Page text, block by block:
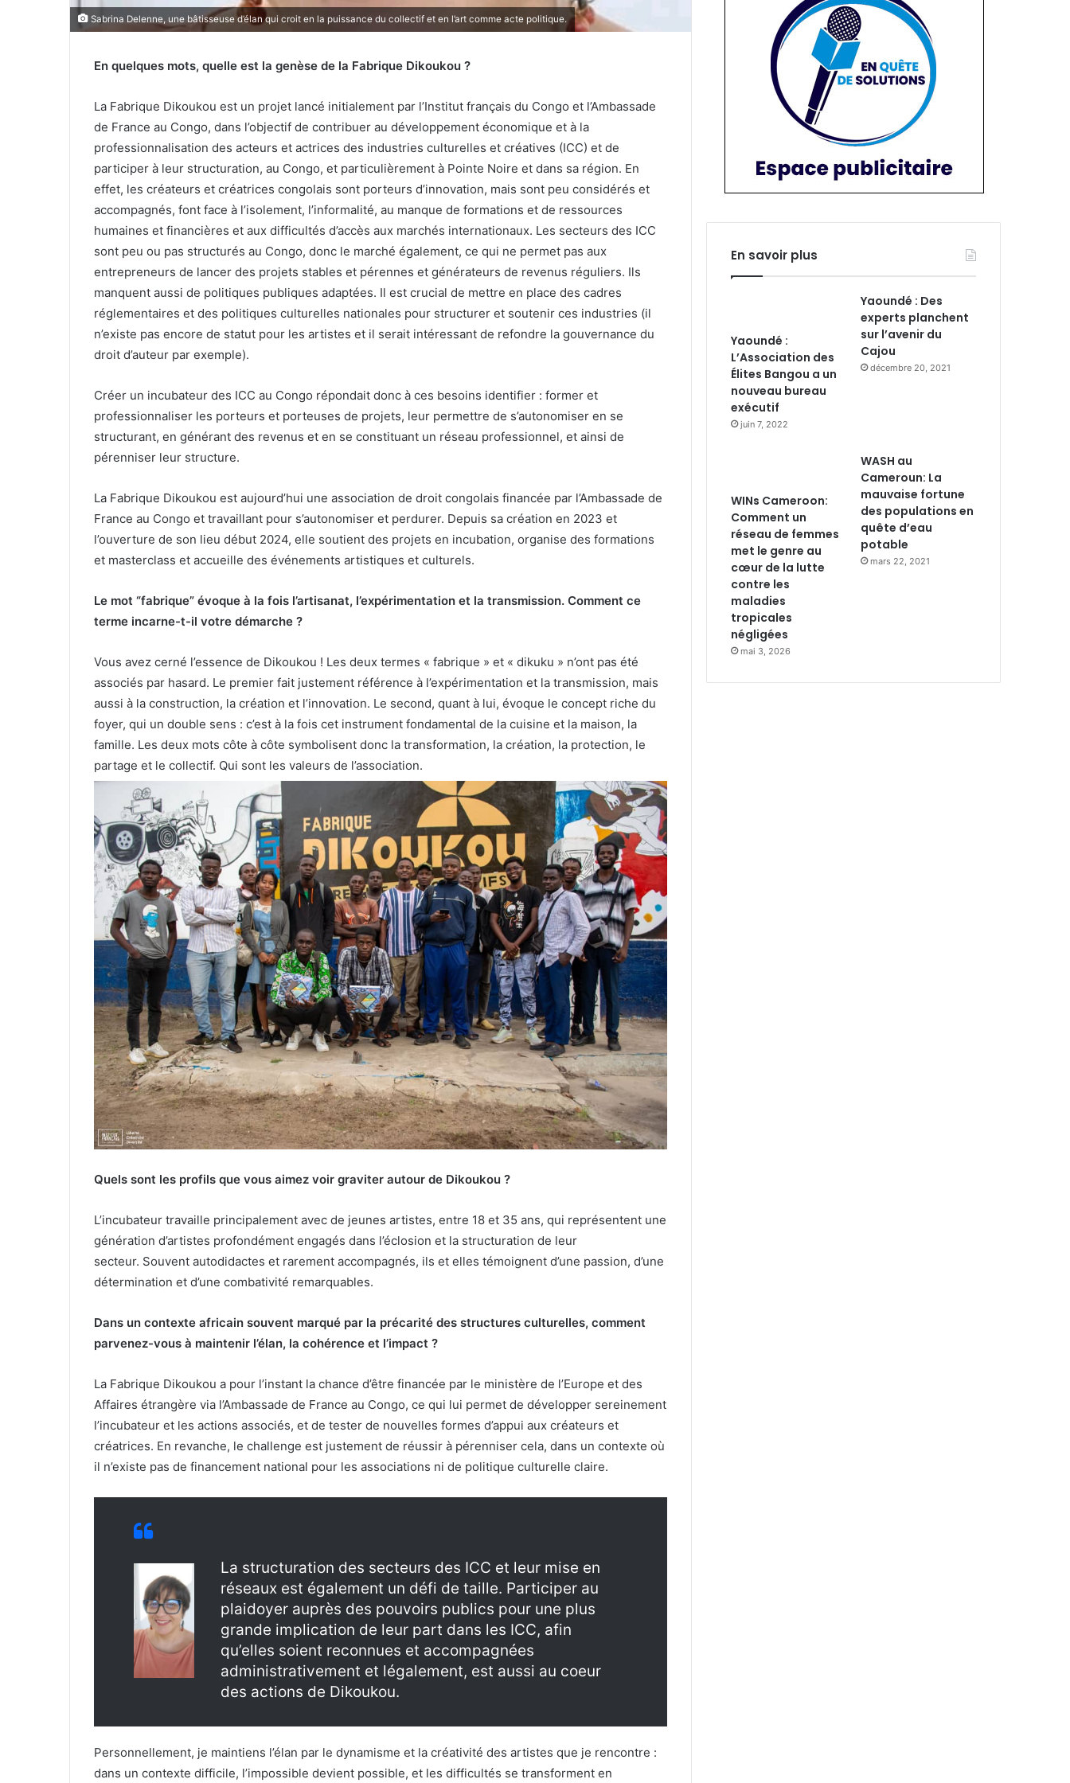
Sabrina Delenne, une bâtisseuse d’élan qui croit en la puissance du collectif et en l’art comme acte politique.
En quelques mots, quelle est la genèse de la Fabrique Dikoukou ?
La Fabrique Dikoukou est un projet lancé initialement par l’Institut français du Congo et l’Ambassade
de France au Congo, dans l’objectif de contribuer au développement économique et à la
professionnalisation des acteurs et actrices des industries culturelles et créatives (ICC) et de
participer à leur structuration, au Congo, et particulièrement à Pointe Noire et dans sa région. En
effet, les créateurs et créatrices congolais sont porteurs d’innovation, mais sont peu considérés et
accompagnés, font face à l’isolement, l’informalité, au manque de formations et de ressources
humaines et financières et aux difficultés d’accès aux marchés internationaux. Les secteurs des ICC
sont peu ou pas structurés au Congo, donc le marché également, ce qui ne permet pas aux
entrepreneurs de lancer des projets stables et pérennes et générateurs de revenus réguliers. Ils
manquent aussi de politiques publiques adaptées. Il est crucial de mettre en place des cadres
réglementaires et des politiques culturelles nationales pour structurer et soutenir ces industries (il
n’existe pas encore de statut pour les artistes et il serait intéressant de refondre la gouvernance du
droit d’auteur par exemple).
Créer un incubateur des ICC au Congo répondait donc à ces besoins identifier : former et
professionnaliser les porteurs et porteuses de projets, leur permettre de s’autonomiser en se
structurant, en générant des revenus et en se constituant un réseau professionnel, et ainsi de
pérenniser leur structure.
La Fabrique Dikoukou est aujourd’hui une association de droit congolais financée par l’Ambassade de
France au Congo et travaillant pour s’autonomiser et perdurer. Depuis sa création en 2023 et
l’ouverture de son lieu début 2024, elle soutient des projets en incubation, organise des formations
et masterclass et accueille des événements artistiques et culturels.
Le mot “fabrique” évoque à la fois l’artisanat, l’expérimentation et la transmission. Comment ce
terme incarne-t-il votre démarche ?
Vous avez cerné l’essence de Dikoukou ! Les deux termes « fabrique » et « dikuku » n’ont pas été
associés par hasard. Le premier fait justement référence à l’expérimentation et la transmission, mais
aussi à la construction, la création et l’innovation. Le second, quant à lui, évoque le concept riche du
foyer, qui un double sens : c’est à la fois cet instrument fondamental de la cuisine et la maison, la
famille. Les deux mots côte à côte symbolisent donc la transformation, la création, la protection, le
partage et le collectif. Qui sont les valeurs de l’association.
Quels sont les profils que vous aimez voir graviter autour de Dikoukou ?
L’incubateur travaille principalement avec de jeunes artistes, entre 18 et 35 ans, qui représentent une
génération d’artistes profondément engagés dans l’éclosion et la structuration de leur
secteur. Souvent autodidactes et rarement accompagnés, ils et elles témoignent d’une passion, d’une
détermination et d’une combativité remarquables.
Dans un contexte africain souvent marqué par la précarité des structures culturelles, comment
parvenez-vous à maintenir l’élan, la cohérence et l’impact ?
La Fabrique Dikoukou a pour l’instant la chance d’être financée par le ministère de l’Europe et des
Affaires étrangère via l’Ambassade de France au Congo, ce qui lui permet de développer sereinement
l’incubateur et les actions associés, et de tester de nouvelles formes d’appui aux créateurs et
créatrices. En revanche, le challenge est justement de réussir à pérenniser cela, dans un contexte où
il n’existe pas de financement national pour les associations ni de politique culturelle claire.
La structuration des secteurs des ICC et leur mise en
réseaux est également un défi de taille. Participer au
plaidoyer auprès des pouvoirs publics pour une plus
grande implication de leur part dans les ICC, afin
qu’elles soient reconnues et accompagnées
administrativement et légalement, est aussi au coeur
des actions de Dikoukou.
Personnellement, je maintiens l’élan par le dynamisme et la créativité des artistes que je rencontre :
dans un contexte difficile, l’impossible devient possible, et les difficultés se transforment en
En savoir plus
Yaoundé :
L’Association des
Élites Bangou a un
nouveau bureau
exécutif
juin 7, 2022
Yaoundé : Des
experts planchent
sur l’avenir du
Cajou
décembre 20, 2021
WINs Cameroon:
Comment un
réseau de femmes
met le genre au
cœur de la lutte
contre les
maladies
tropicales
négligées
mai 3, 2026
WASH au
Cameroun: La
mauvaise fortune
des populations en
quête d’eau
potable
mars 22, 2021